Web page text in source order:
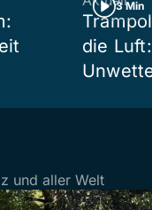
3 Min
die
und aller Welt